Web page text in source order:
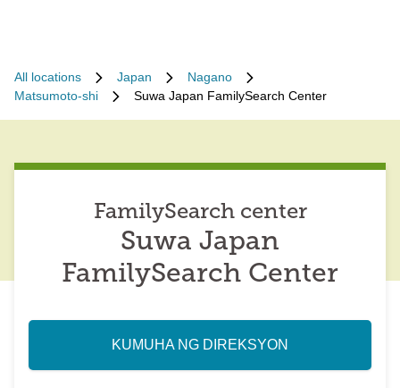
All locations Japan
Nagano
Matsumoto-shi
Suwa Japan FamilySearch Center
FamilySearch center
Suwa Japan
FamilySearch Center
KUMUHA NG DIREKSYON